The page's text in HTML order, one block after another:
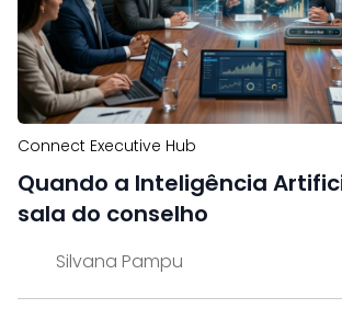
Connect Executive Hub
Quando a Inteligência
sala do conselho
Silvana Pampu